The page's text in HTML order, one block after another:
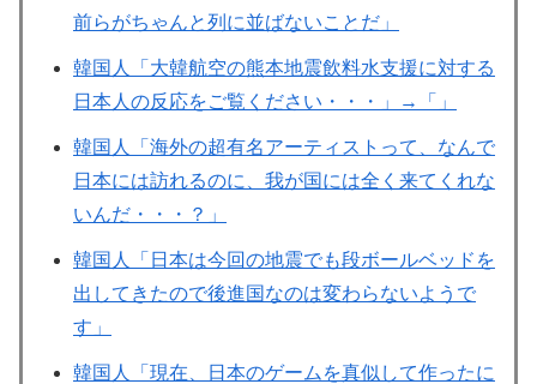
前らがちゃんと列に並ばないことだ」
韓国人「大韓航空の熊本地震飲料水支援に対する
日本人の反応をご覧ください・・・」→「」
韓国人「海外の超有名アーティストって、なんで
日本には訪れるのに、我が国には全く来てくれな
いんだ・・・？」
韓国人「日本は今回の地震でも段ボールベッドを
出してきたので後進国なのは変わらないようで
す」
韓国人「現在、日本のゲームを真似して作ったに